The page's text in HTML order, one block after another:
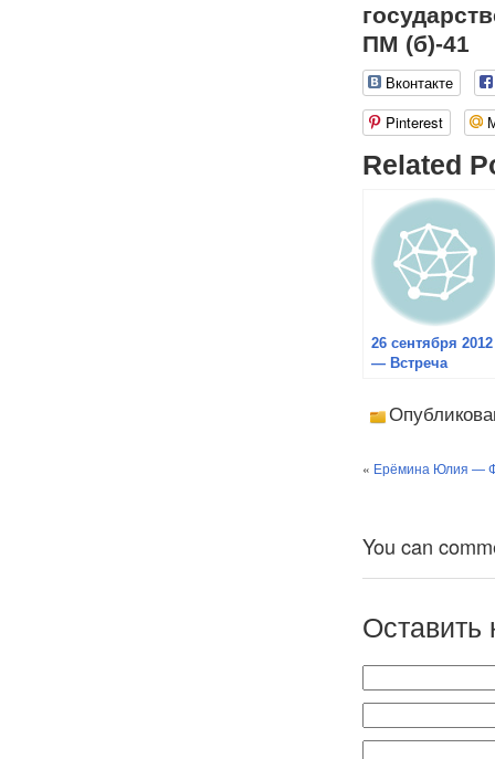
ПМ (б)-41
Вконтакте
Pinterest
Related
26 сентября 2012
— Встреча
делегацией
бывших жителей
« Ерёмина Юлия —
You can
Оставить